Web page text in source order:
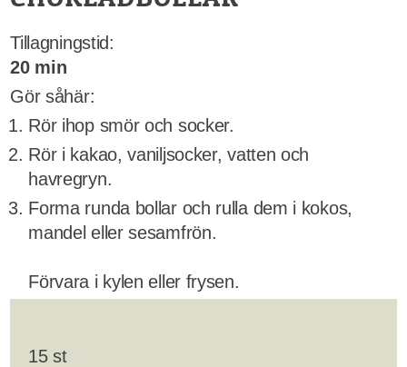
Tillagningstid:
20 min
Gör såhär:
Rör ihop smör och socker.
Rör i kakao, vaniljsocker, vatten och
havregryn.
Forma runda bollar och rulla dem i kokos,
mandel eller sesamfrön.
Förvara i kylen eller frysen.
15 st